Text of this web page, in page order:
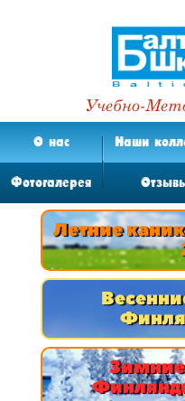
Летние
Учебно-
О нас Наши
Фотогалерея